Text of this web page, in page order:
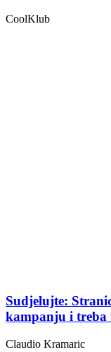
CoolKlub
Sudjelujte:
kampanju i treba
Claudio Kramaric